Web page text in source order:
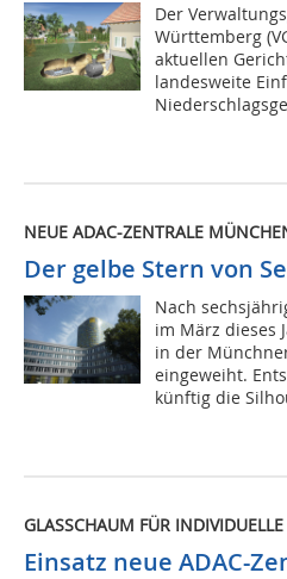
Der
Württemberg
aktuellen
landesweite
NEUE ADAC-ZENTRALE
Der gelbe Stern von
Nach
im März dieses
in der
eingeweiht.
künftig die
GLASSCHAUM FÜR
Einsatz neue ADAC-